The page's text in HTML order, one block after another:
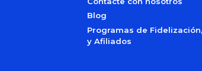
Blog
Programas de
y Afiliados